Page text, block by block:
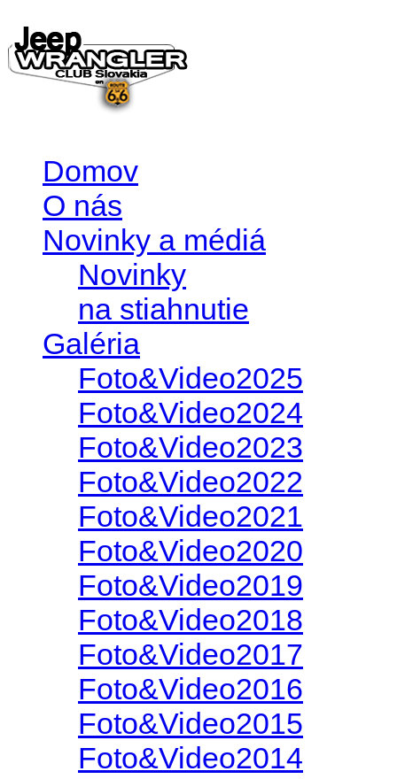
Domov
O nás
Novinky a médiá
Novinky
na stiahnutie
Galéria
Foto&Video2025
Foto&Video2024
Foto&Video2023
Foto&Video2022
Foto&Video2021
Foto&Video2020
Foto&Video2019
Foto&Video2018
Foto&Video2017
Foto&Video2016
Foto&Video2015
Foto&Video2014